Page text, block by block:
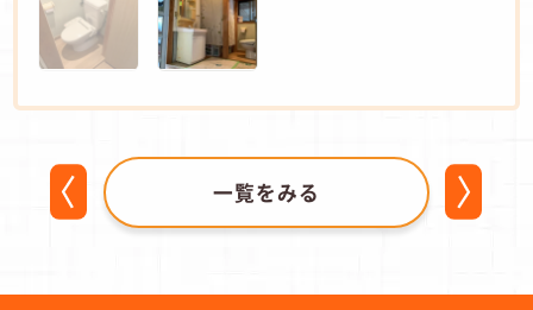
一覧をみる